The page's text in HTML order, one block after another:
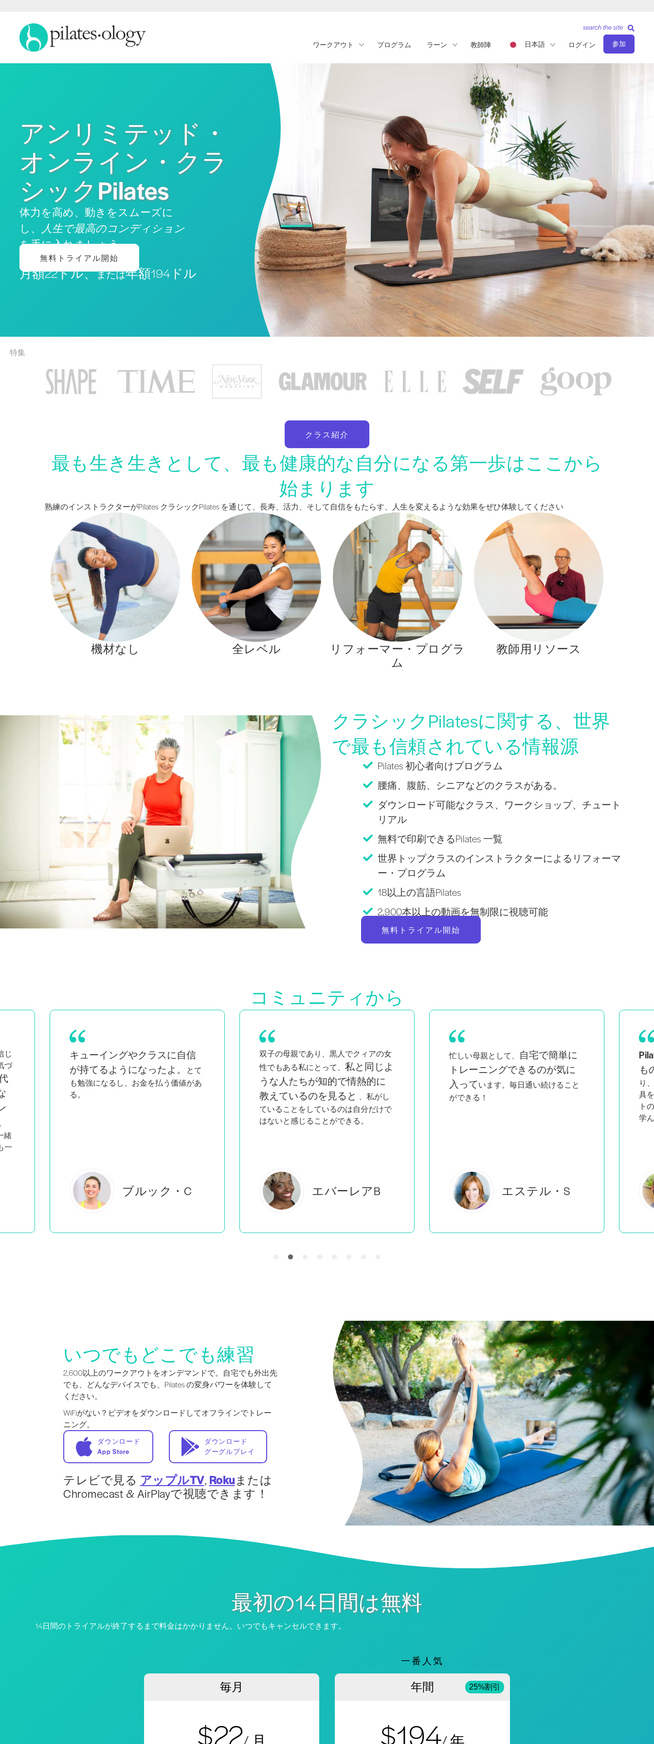
ワークアウト プログラム ラーン 教師陣 日本語 ログイン 参加
search the site
アンリミテッド・
オンライン・クラ
シックPilates
体力を高め、動きをスムーズに
し、
人生で最高のコンディション
を手に入れましょう
無料トライアル開始
月額22ドル、または年額194ドル
特集
クラス紹介
最も生き生きとして、最も健康的な自分になる第一歩はここから
始まります
熟練のインストラクターがPilates クラシックPilates を通じて、長寿、活力、そして自信をもたらす、人生を変えるような効果をぜひ体験してください
機材なし 全レベル
リフォーマー・プログラ
ム
教師用リソース
クラシックPilatesに関する、世界
で最も信頼されている情報源
Pilates 初心者向けプログラム
腰痛、腹筋、シニアなどのクラスがある。
ダウンロード可能なクラス、ワークショップ、チュート
リアル
無料で印刷できるPilates 一覧
世界トップクラスのインストラクターによるリフォーマ
ー・プログラム
18以上の言語Pilates
2,900本以上の動画を無制限に視聴可能
無料トライアル開始
コミュニティから
じ
づ
緒
一
キューイングやクラスに自信
が持てるようになったよ。
とて
も勉強になるし、お金を払う価値があ
る。
ブルック・C
双子の母親であり、黒人でクィアの女
性でもある私にとって、 私と同じよ
うな人たちが知的で情熱的に
教えているのを見ると
、私がし
ていることをしているのは自分だけで
はないと感じることができる。
エバーレアB
忙しい母親として、 自宅で簡単に
トレーニングできるのが気に
入っています。毎日通い続けること
ができる！
エステル・S
も
り
具
ト
学
いつでもどこでも練習
2,600以上のワークアウトをオンデマンドで。自宅でも外出先
でも、どんなデバイスでも、Pilates の変身パワーを体験して
ください。
WiFiがない？ビデオをダウンロードしてオフラインでトレー
ニング。
ダウンロード
App Store
ダウンロード
グーグルプレイ
テレビで見る アップルTV, Rokuまたは
Chromecast & AirPlayで視聴できます！
最初の14日間は無料
14日間のトライアルが終了するまで料金はかかりません。いつでもキャンセルできます。
毎月
$22
一番人気
年間 25%割引
$194